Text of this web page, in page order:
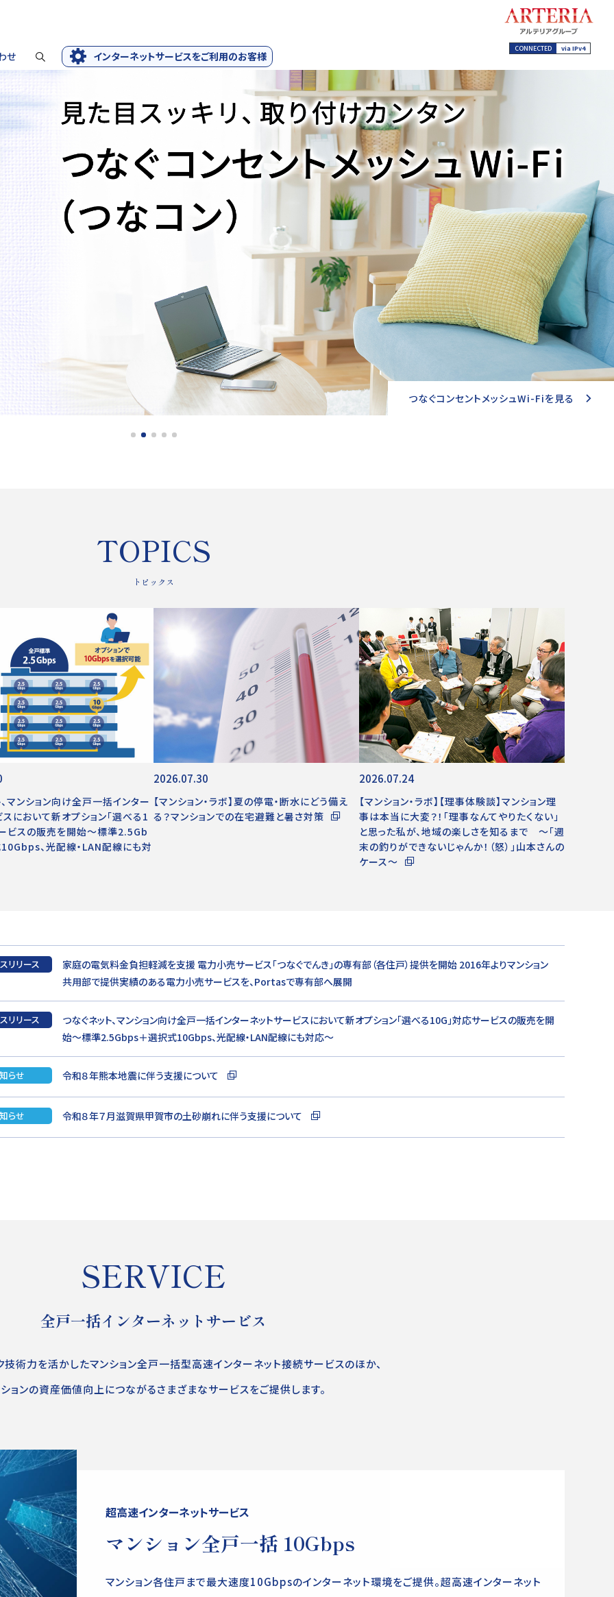
せ インターネットサービスをご利用のお客様
CONNECTED via IPv4
つなぐコンセントメッシュWi-Fiを見る
TOPICS
トピックス
マンション向け全戸一括インター
において新オプション「選べる1
ビスの販売を開始～標準2.5Gb
、光配線・LAN配線にも対
2026.07.30
【マンション・ラボ】夏の停電・断水にどう備え
る？マンションでの在宅避難と暑さ対策
2026.07.24
【マンション・ラボ】【理事体験談】マンション理
事は本当に大変？！「理事なんてやりたくない」
と思った私が、地域の楽しさを知るまで ～「週
末の釣りができないじゃんか！（怒）」山本さんの
ケース～
リリース
家庭の電気料金負担軽減を支援 電力小売サービス「つなぐでんき」の専有部（各住戸）提供を開始 2016年よりマンション
共用部で提供実績のある電力小売サービスを、Portasで専有部へ展開
リリース
つなぐネット、マンション向け全戸一括インターネットサービスにおいて新オプション「選べる10G」対応サービスの販売を開
始～標準2.5Gbps＋選択式10Gbps、光配線・LAN配線にも対応～
らせ 令和８年熊本地震に伴う支援について
らせ 令和８年７月滋賀県甲賀市の土砂崩れに伴う支援について
SERVICE
全戸一括インターネットサービス
技術力を活かしたマンション全戸一括型高速インターネット接続サービスのほか、
ョンの資産価値向上につながるさまざまなサービスをご提供します。
超高速インターネットサービス
マンション全戸一括 10Gbps
マンション各住戸まで最大速度10Gbpsのインターネット環境をご提供。超高速インターネット